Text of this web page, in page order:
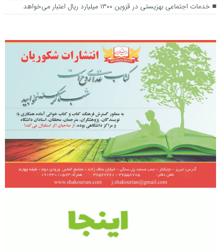
خدمات اجتماعی بهزیستی در قزوین ۱۳۰۰ میلیارد ریال اعتبار می‌خواهد